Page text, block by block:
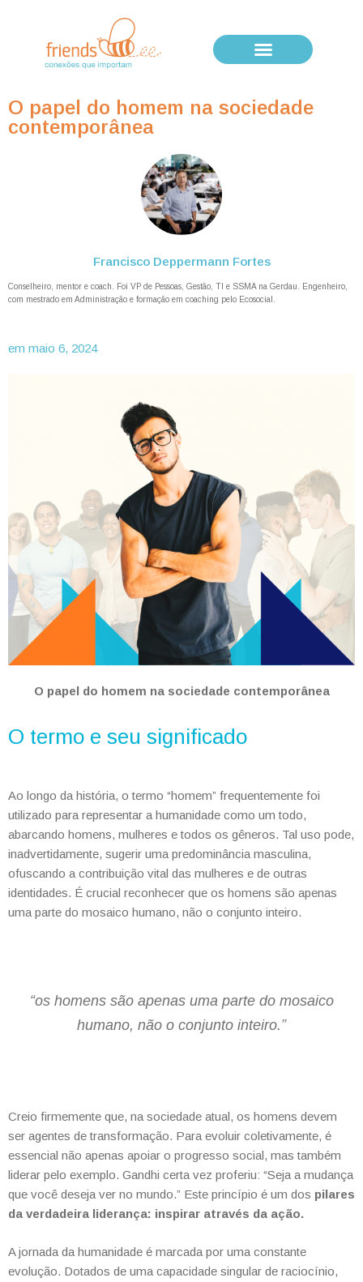
O papel do homem na sociedade
contemporânea
Francisco Deppermann Fortes
Conselheiro, mentor e coach. Foi VP de Pessoas, Gestão, TI e SSMA na Gerdau. Engenheiro,
com mestrado em Administração e formação em coaching pelo Ecosocial.
em maio 6, 2024
O papel do homem na sociedade contemporânea
O termo e seu significado
Ao longo da história, o termo “homem” frequentemente foi
utilizado para representar a humanidade como um todo,
abarcando homens, mulheres e todos os gêneros. Tal uso pode,
inadvertidamente, sugerir uma predominância masculina,
ofuscando a contribuição vital das mulheres e de outras
identidades. É crucial reconhecer que os homens são apenas
uma parte do mosaico humano, não o conjunto inteiro.
“os homens são apenas uma parte do mosaico
humano, não o conjunto inteiro.”
Creio firmemente que, na sociedade atual, os homens devem
ser agentes de transformação. Para evoluir coletivamente, é
essencial não apenas apoiar o progresso social, mas também
liderar pelo exemplo. Gandhi certa vez proferiu: “Seja a mudança
que você deseja ver no mundo.” Este princípio é um dos pilares
da verdadeira liderança: inspirar através da ação.
A jornada da humanidade é marcada por uma constante
evolução. Dotados de uma capacidade singular de raciocínio,